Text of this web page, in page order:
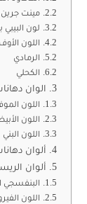
مينت جرين
لون البيبي
اللون
الرمادي
الكحلي
الوان
اللون
اللون
اللون البني
ألوان
ألوان
البنفسجي
اللون